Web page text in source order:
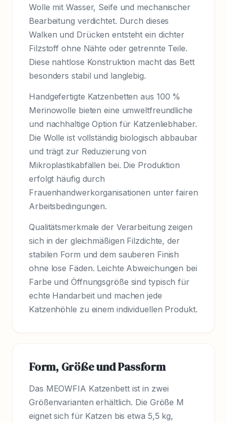
Wolle mit Wasser, Seife und mechanischer
Bearbeitung verdichtet. Durch dieses
Walken und Drücken entsteht ein dichter
Filzstoff ohne Nähte oder getrennte Teile.
Diese nahtlose Konstruktion macht das Bett
besonders stabil und langlebig.
Handgefertigte Katzenbetten aus 100 %
Merinowolle bieten eine umweltfreundliche
und nachhaltige Option für Katzenliebhaber.
Die Wolle ist vollständig biologisch abbaubar
und trägt zur Reduzierung von
Mikroplastikabfällen bei. Die Produktion
erfolgt häufig durch
Frauenhandwerkorganisationen unter fairen
Arbeitsbedingungen.
Qualitätsmerkmale der Verarbeitung zeigen
sich in der gleichmäßigen Filzdichte, der
stabilen Form und dem sauberen Finish
ohne lose Fäden. Leichte Abweichungen bei
Farbe und Öffnungsgröße sind typisch für
echte Handarbeit und machen jede
Katzenhöhle zu einem individuellen Produkt.
Form, Größe und Passform
Das MEOWFIA Katzenbett ist in zwei
Größenvarianten erhältlich. Die Größe M
eignet sich für Katzen bis etwa 5,5 kg,